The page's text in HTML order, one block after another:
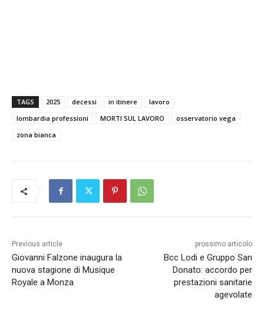
TAGS 2025 decessi in itinere
lavoro
lombardia professioni
MORTI SUL LAVORO
osservatorio vega
zona bianca
Previous article
Giovanni Falzone inaugura la
nuova stagione di Musique
Royale a Monza
prossimo articolo
Bcc Lodi e Gruppo San
Donato: accordo per
prestazioni sanitarie
agevolate